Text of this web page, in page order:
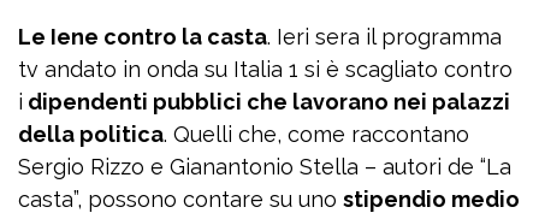
Le Iene contro la casta. Ieri sera il programma
tv andato in onda su Italia 1 si è scagliato contro
i dipendenti pubblici che lavorano nei palazzi
della politica. Quelli che, come raccontano
Sergio Rizzo e Gianantonio Stella – autori de “La
casta”, possono contare su uno stipendio medio